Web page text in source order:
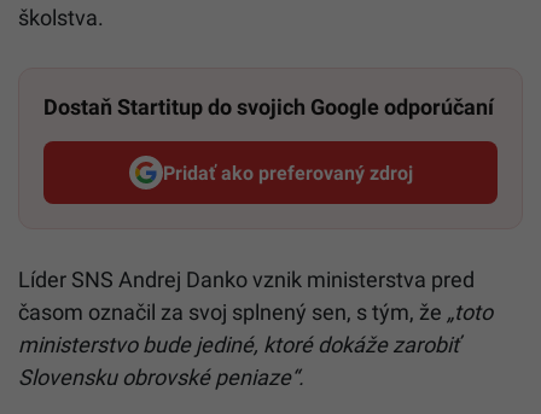
školstva.
Dostaň Startitup do svojich Google odporúčaní
Pridať ako preferovaný zdroj
Startitup, odkaz sa otvorí v
Líder SNS Andrej Danko vznik ministerstva pred
časom označil za svoj splnený sen, s tým, že „toto
ministerstvo bude jediné, ktoré dokáže zarobiť
Slovensku obrovské peniaze“.